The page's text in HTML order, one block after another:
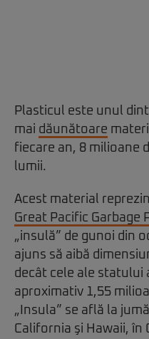
Plasticul este unul
mai dăunătoare
fiecare an, 8 milioane
lumii.
Acest material
Great Pacific Garbage
„insulă” de gunoi din
ajuns să aibă
decât cele ale statului
aproximativ 1,55
„Insula” se află la
California şi Hawaii, în